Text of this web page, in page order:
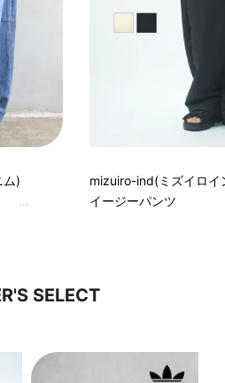
ム)
mizuiro-ind(ミズイロイ
イージーパンツ
SELECT